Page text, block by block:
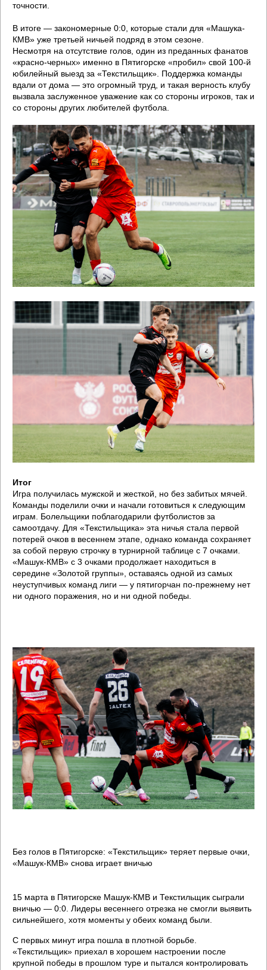
точности.
В итоге — закономерные 0:0, которые стали для «Машука-
КМВ» уже третьей ничьей подряд в этом сезоне.
Несмотря на отсутствие голов, один из преданных фанатов
«красно-черных» именно в Пятигорске «пробил» свой 100-й
юбилейный выезд за «Текстильщик». Поддержка команды
вдали от дома — это огромный труд, и такая верность клубу
вызвала заслуженное уважение как со стороны игроков, так и
со стороны других любителей футбола.
Итог
Игра получилась мужской и жесткой, но без забитых мячей.
Команды поделили очки и начали готовиться к следующим
играм. Болельщики поблагодарили футболистов за
самоотдачу. Для «Текстильщика» эта ничья стала первой
потерей очков в весеннем этапе, однако команда сохраняет
за собой первую строчку в турнирной таблице с 7 очками.
«Машук-КМВ» с 3 очками продолжает находиться в
середине «Золотой группы», оставаясь одной из самых
неуступчивых команд лиги — у пятигорчан по-прежнему нет
ни одного поражения, но и ни одной победы.
Без голов в Пятигорске: «Текстильщик» теряет первые очки,
«Машук-КМВ» снова играет вничью
15 марта в Пятигорске Машук-КМВ и Текстильщик сыграли
вничью — 0:0. Лидеры весеннего отрезка не смогли выявить
сильнейшего, хотя моменты у обеих команд были.
С первых минут игра пошла в плотной борьбе.
«Текстильщик» приехал в хорошем настроении после
крупной победы в прошлом туре и пытался контролировать